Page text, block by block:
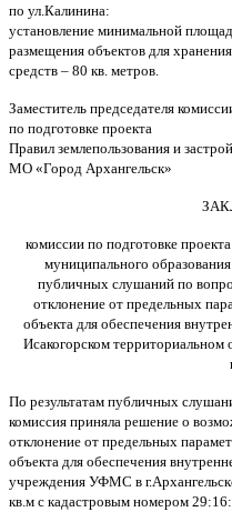
по ул.Калинина:
установление минимальной
размещения объектов для
средств – 80 кв. метров.
Заместитель председателя
по подготовке проекта
Правил землепользования и
МО «Город
комиссии по подготовке
муниципального
публичных слушаний по
отклонение от предельных
объекта для обеспечения
Исакогорском территориальном
По результатам публичных
комиссия приняла решение о
отклонение от предельных
объекта для обеспечения
учреждения УФМС в
кв.м с кадастровым номером